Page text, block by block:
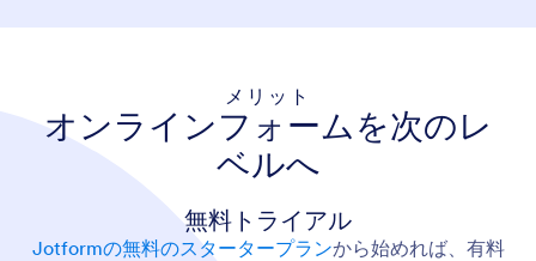
メリット
オンラインフォームを次のレ
ベルへ
無料トライアル
Jotformの無料のスタータープランから始めれば、有料